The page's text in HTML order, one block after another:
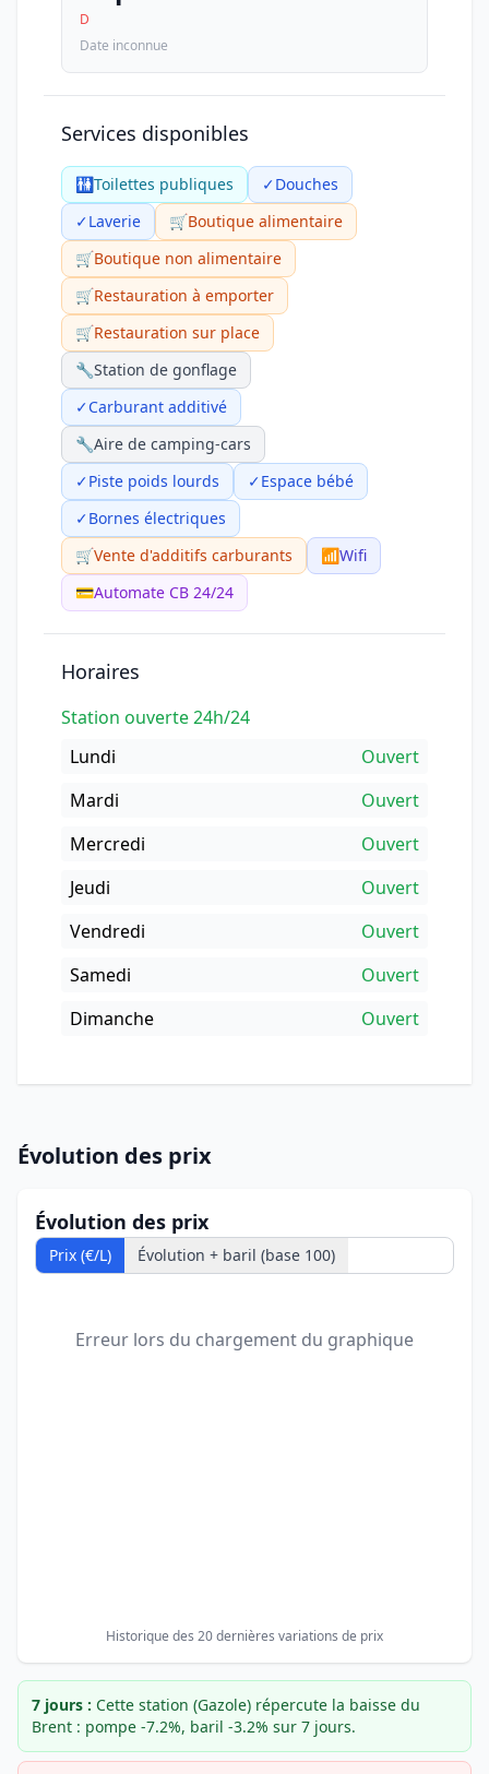
D
Date inconnue
Services disponibles
🚻Toilettes publiques ✓Douches
✓Laverie 🛒Boutique alimentaire
🛒Boutique non alimentaire
🛒Restauration à emporter
🛒Restauration sur place
🔧Station de gonflage
✓Carburant additivé
🔧Aire de camping-cars
✓Piste poids lourds ✓Espace bébé
✓Bornes électriques
🛒Vente d'additifs carburants 📶Wifi
💳Automate CB 24/24
Horaires
Station ouverte 24h/24
Lundi
Ouvert
Mardi
Ouvert
Mercredi
Ouvert
Jeudi
Ouvert
Vendredi
Ouvert
Samedi
Ouvert
Dimanche
Ouvert
Évolution des prix
Évolution des prix
Prix (€/L) Évolution + baril (base 100)
Erreur lors du chargement du graphique
Historique des 20 dernières variations de prix
7 jours : Cette station (Gazole) répercute la baisse du
Brent : pompe -7.2%, baril -3.2% sur 7 jours.